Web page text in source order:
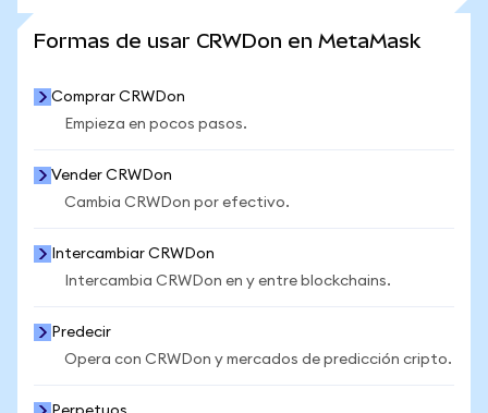
Formas de usar CRWDon en MetaMask
Comprar CRWDon
Empieza en pocos pasos.
Vender CRWDon
Cambia CRWDon por efectivo.
Intercambiar CRWDon
Intercambia CRWDon en y entre blockchains.
Predecir
Opera con CRWDon y mercados de predicción cripto.